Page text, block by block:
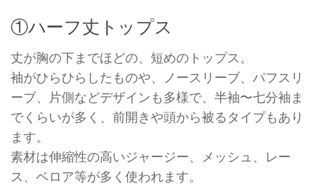
①ハーフ丈トップス
丈が胸の下までほどの、短めのトップス。
袖がひらひらしたものや、ノースリーブ、パフスリ
ーブ、片側などデザインも多様で、半袖〜七分袖ま
でくらいが多く、前開きや頭から被るタイプもあり
ます。
素材は伸縮性の高いジャージー、メッシュ、レー
ス、ベロア等が多く使われます。